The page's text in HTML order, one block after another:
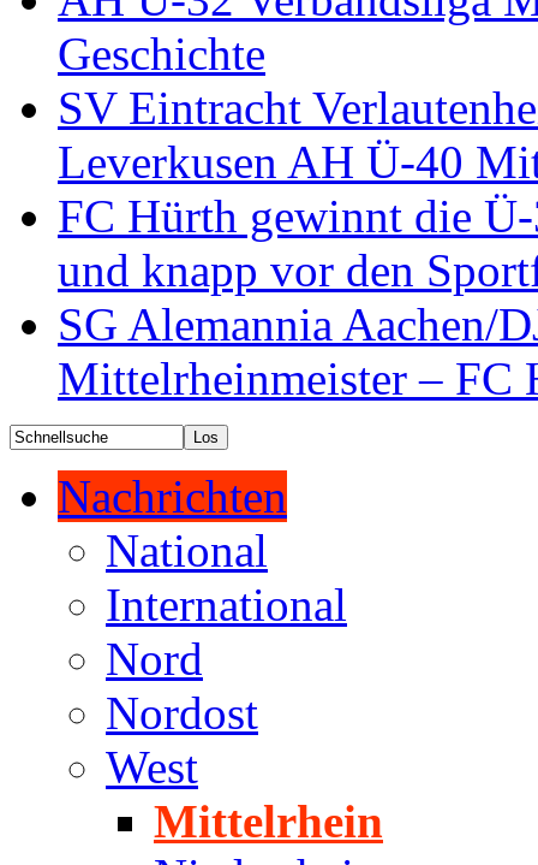
Geschichte
SV Eintracht
Leverkusen AH Ü-40
FC Hürth gewinnt die
und knapp vor den
SG Alemannia Aachen/
Mittelrheinmeister – FC
Nachrichten
National
International
Nord
Nordost
West
Mittelrhein